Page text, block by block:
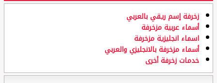
زخرفة إسم ريقي بالعربي
أسماء عربية مزخرفة
اسماء انجليزية مزخرفة
أسماء مزخرفة بالانجليزي والعربي
خدمات زخرفة أخرى